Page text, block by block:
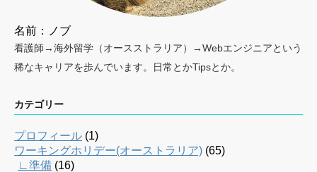
名前：ノブ
看護師→海外留学（オースストラリア）→Webエンジニアという
稀なキャリアを歩んでいます。日常とかTipsとか。
カテゴリー
プロフィール (1)
ワーキングホリデー(オーストラリア) (65)
∟準備 (16)